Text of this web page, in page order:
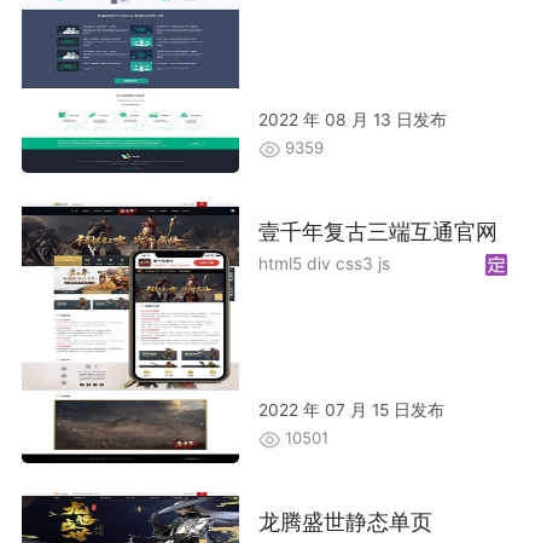
2022 年 08 月 13 日发布
9359
壹千年复古三端互通官网
html5 div css3 js
2022 年 07 月 15 日发布
10501
龙腾盛世静态单页